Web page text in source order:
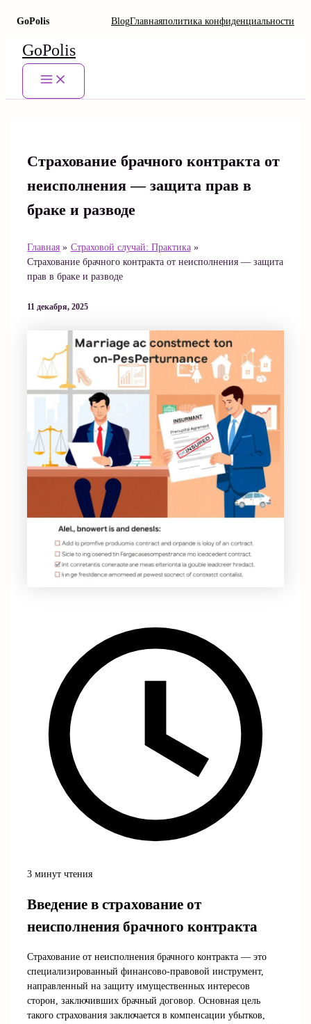
GoPolis BlogГлавнаяполитика конфиденциальности
Перейти
содержимому
GoPolis
Main
Страхование брачного контракта от
неисполнения — защита прав в
браке и разводе
Главная
Страховой случай: Практика
Страхование брачного контракта от неисполнения — защита
прав в браке и разводе
11 декабря, 2025
3 минут чтения
Введение в страхование от
неисполнения брачного контракта
Страхование от неисполнения брачного контракта — это
специализированный финансово-правовой инструмент,
направленный на защиту имущественных интересов
сторон, заключивших брачный договор. Основная цель
такого страхования заключается в компенсации убытков,